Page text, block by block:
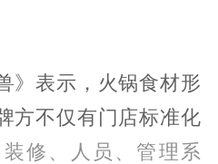
》表示，火锅食材形
方不仅有门店标准化
装修、人员、管理系